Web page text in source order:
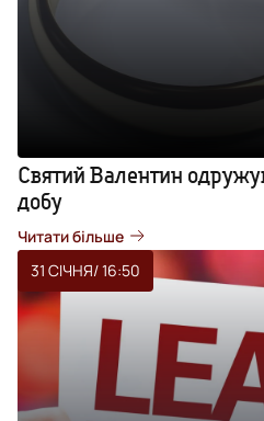
Святий Валентин
добу
Читати більше
31 СІЧНЯ/ 16:50